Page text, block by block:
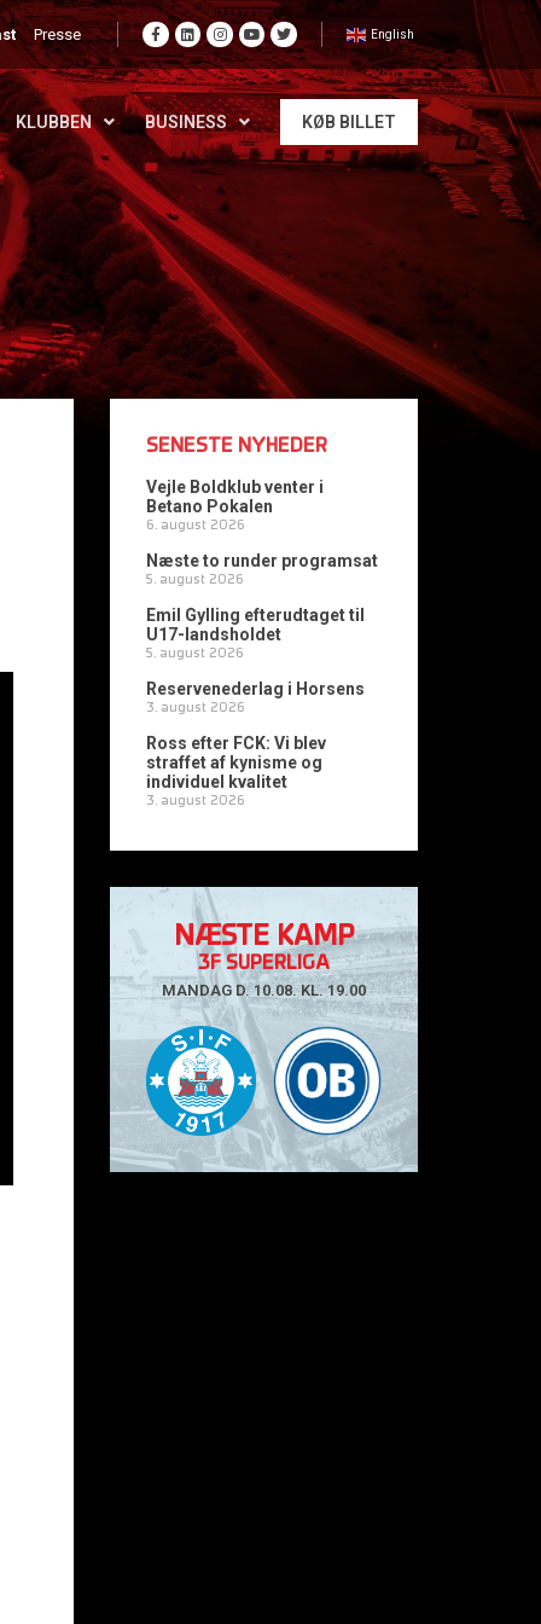
Presse English
KLUBBEN BUSINESS KØB BILLET
SENESTE NYHEDER
Vejle Boldklub venter i
Betano Pokalen
6. august 2026
Næste to runder programsat
5. august 2026
Emil Gylling efterudtaget til
U17-landsholdet
5. august 2026
Reservenederlag i Horsens
3. august 2026
Ross efter FCK: Vi blev
straffet af kynisme og
individuel kvalitet
3. august 2026
NÆSTE KAMP
3F SUPERLIGA
MANDAG D. 10.08. KL. 19.00